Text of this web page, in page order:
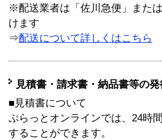
※配送業者は「佐川急便」また
けます
⇒配送について詳しくはこちら
見積書・請求書・納品書等の
■見積書について
ぷらっとオンラインでは、24時
することができます。